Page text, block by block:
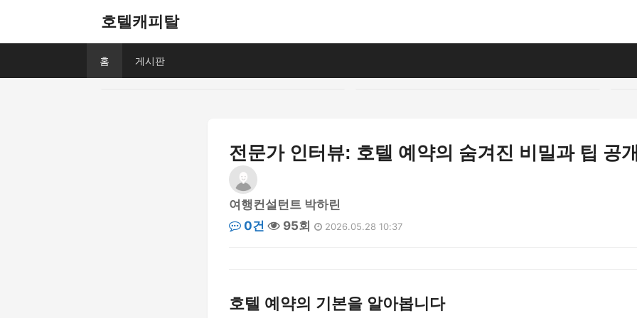
호텔캐피탈
홈 게시판
전문가 인터뷰: 호텔 예약의 숨겨진 비밀과 팁 공
여행컨설턴트 박하린
0건
95회 2026.05.28 10:37
호텔 예약의 기본을 알아봅니다